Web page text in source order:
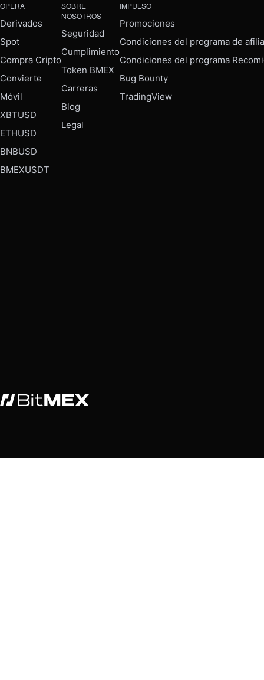
OPERA
Derivados
Spot
Compra Cripto
Convierte
Móvil
XBTUSD
ETHUSD
BNBUSD
BMEXUSDT
SOBRE
NOSOTROS
Seguridad
Cumplimiento
Token BMEX
Carreras
Blog
Legal
IMPULSO
Promociones
Condiciones del programa de
Condiciones del programa
Bug Bounty
TradingView